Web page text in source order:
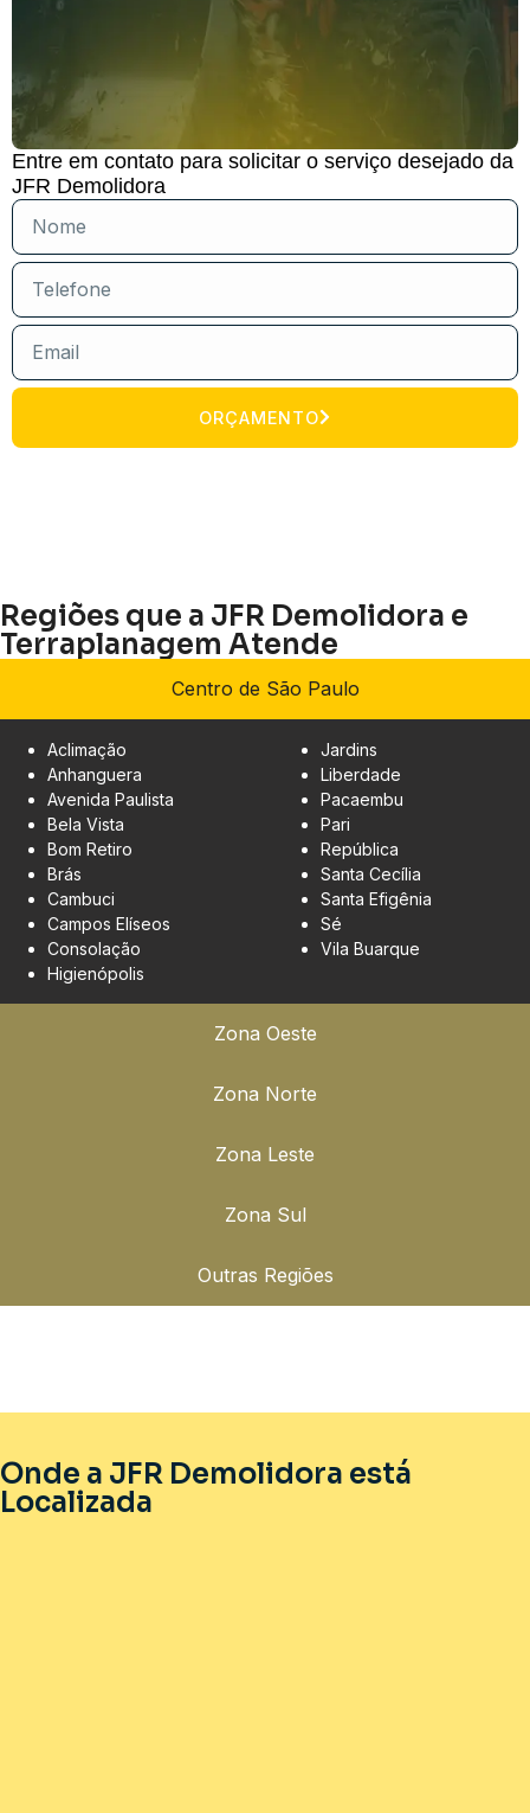
Entre em contato para solicitar o serviço desejado da
JFR Demolidora
ORÇAMENTO
Regiões que a JFR Demolidora e
Terraplanagem Atende
Centro de São Paulo
Zona Oeste
Zona Norte
Zona Leste
Zona Sul
Outras Regiões
Aclimação
Anhanguera
Avenida Paulista
Bela Vista
Bom Retiro
Brás
Cambuci
Campos Elíseos
Consolação
Higienópolis
Jardins
Liberdade
Pacaembu
Pari
República
Santa Cecília
Santa Efigênia
Sé
Vila Buarque
Onde a JFR Demolidora está
Localizada